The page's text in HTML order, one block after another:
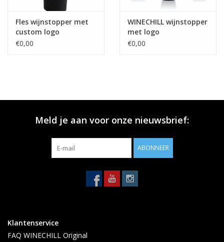
Fles wijnstopper met
custom logo
€0,00
WINECHILL wijnstopper
met logo
€0,00
Meld je aan voor onze nieuwsbrief:
ABONNEER
Klantenservice
FAQ WINECHILL Original